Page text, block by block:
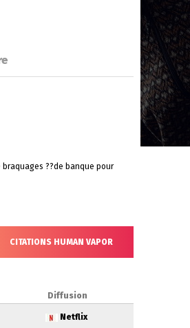
??de banque pour
CITATIONS HUMAN VAPOR
Diffusion
Netflix